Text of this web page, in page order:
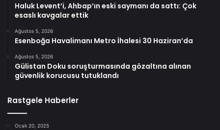
Haluk Levent’i, Ahbap’ın eski saymanı da sattı: Çok
esaslı kavgalar ettik
Ağustos 5, 2026
Esenboğa Havalimanı Metro İhalesi 30 Haziran’da
Ağustos 5, 2026
Gülistan Doku soruşturmasında gözaltına alınan
güvenlik korucusu tutuklandı
Rastgele Haberler
Ocak 20, 2025